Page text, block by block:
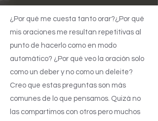
¿Por qué me cuesta tanto orar?¿Por qué
mis oraciones me resultan repetitivas al
punto de hacerlo como en modo
automático? ¿Por qué veo la oración solo
como un deber y no como un deleite?
Creo que estas preguntas son más
comunes de lo que pensamos. Quizá no
las compartimos con otros pero muchos